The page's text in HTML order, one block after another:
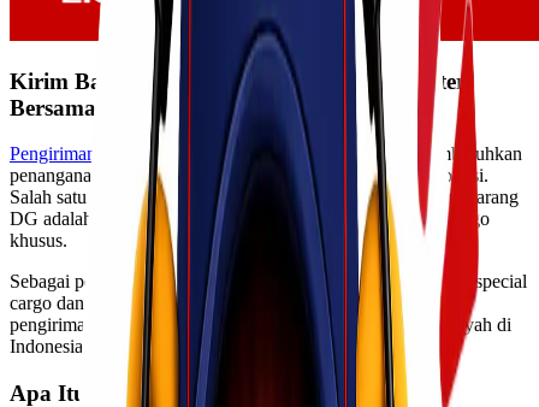
Kirim Barang Dangerous Goods via Freighter
Bersama Lionel Express
Pengiriman barang kategori Dangerous Goods (DG)
membutuhkan
penanganan khusus agar tetap aman selama proses transportasi.
Salah satu metode pengiriman yang sering digunakan untuk barang
DG adalah menggunakan pesawat
freighter
atau pesawat kargo
khusus.
Sebagai perusahaan logistik yang berpengalaman menangani special
cargo dan kebutuhan B2B,
Lionel Express
siap membantu
pengiriman Dangerous Goods via freighter ke berbagai wilayah di
Indonesia.
Apa Itu Pengiriman Freighter?